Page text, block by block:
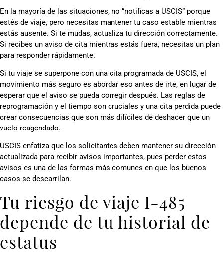
En la mayoría de las situaciones, no “notificas a USCIS” porque
estés de viaje, pero necesitas mantener tu caso estable mientras
estás ausente. Si te mudas, actualiza tu dirección correctamente.
Si recibes un aviso de cita mientras estás fuera, necesitas un plan
para responder rápidamente.
Si tu viaje se superpone con una cita programada de USCIS, el
movimiento más seguro es abordar eso antes de irte, en lugar de
esperar que el aviso se pueda corregir después. Las reglas de
reprogramación y el tiempo son cruciales y una cita perdida puede
crear consecuencias que son más difíciles de deshacer que un
vuelo reagendado.
USCIS enfatiza que los solicitantes deben mantener su dirección
actualizada para recibir avisos importantes, pues perder estos
avisos es una de las formas más comunes en que los buenos
casos se descarrilan.
Tu riesgo de viaje I-485
depende de tu historial de
estatus